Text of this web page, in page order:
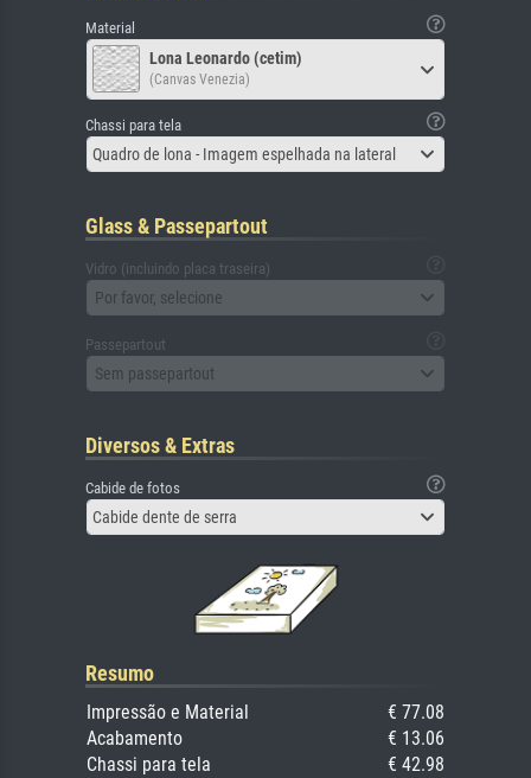
Material
Lona Leonardo (cetim)
(Canvas Venezia)
Chassi para tela
Quadro de lona - Imagem espelhada na lateral
Glass & Passepartout
Vidro (incluindo placa traseira)
Por favor, selecione
Passepartout
Sem passepartout
Diversos & Extras
Cabide de fotos
Cabide dente de serra
Resumo
Impressão e Material
€ 77.08
Acabamento
€ 13.06
Chassi para tela
€ 42.98